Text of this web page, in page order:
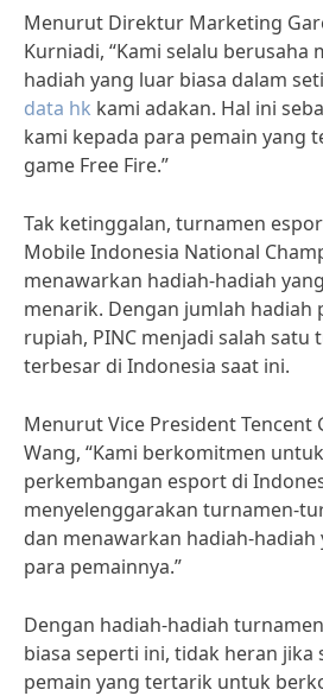
Menurut Direktur Marketing
Kurniadi, “Kami selalu berusaha
hadiah yang luar biasa dalam
data hk kami adakan. Hal ini
kami kepada para pemain yang
game Free Fire.”
Tak ketinggalan, turnamen
Mobile Indonesia National
menawarkan hadiah-hadiah
menarik. Dengan jumlah hadiah
rupiah, PINC menjadi salah
terbesar di Indonesia saat ini.
Menurut Vice President Tencent
Wang, “Kami berkomitmen
perkembangan esport di
menyelenggarakan turnamen-
dan menawarkan hadiah-hadiah
para pemainnya.”
Dengan hadiah-hadiah
biasa seperti ini, tidak heran jika
pemain yang tertarik untuk